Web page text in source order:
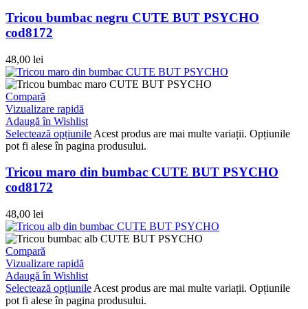
Tricou bumbac negru CUTE BUT PSYCHO
cod8172
48,00 lei
Compară
Vizualizare rapidă
Adaugă în Wishlist
Selectează opțiunile Acest produs are mai multe variații. Opțiunile
pot fi alese în pagina produsului.
Tricou maro din bumbac CUTE BUT PSYCHO
cod8172
48,00 lei
Compară
Vizualizare rapidă
Adaugă în Wishlist
Selectează opțiunile Acest produs are mai multe variații. Opțiunile
pot fi alese în pagina produsului.